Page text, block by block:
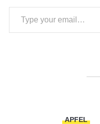
Type your email…
APFEL